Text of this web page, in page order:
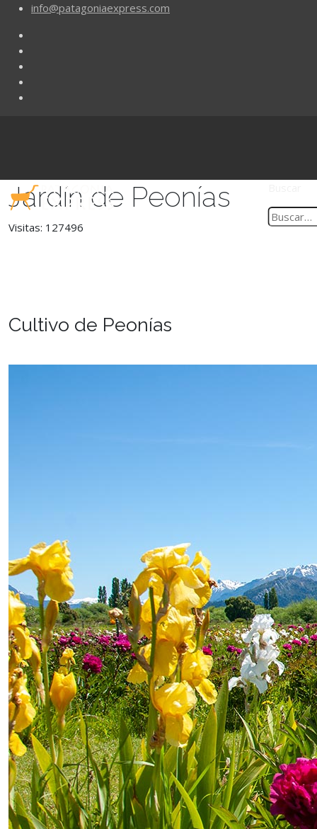
info@patagoniaexpress.com
Jardín de Peonías
Visitas: 127496
Cultivo de Peonías